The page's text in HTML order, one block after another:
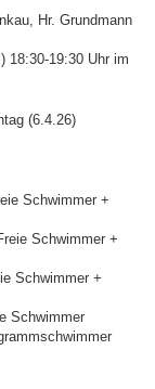
Hr. Grundmann
18:30-19:30 Uhr im
(6.4.26)
Schwimmer +
Schwimmer +
Schwimmer +
Schwimmer